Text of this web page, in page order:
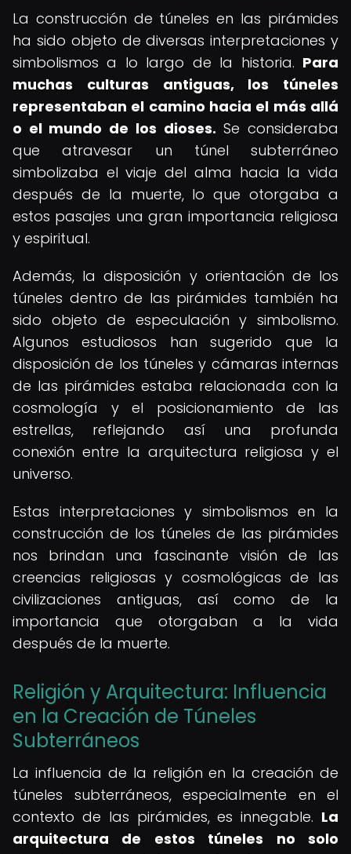
La construcción de túneles en las pirámides
ha sido objeto de diversas interpretaciones y
simbolismos a lo largo de la historia. Para
muchas culturas antiguas, los túneles
representaban el camino hacia el más allá
o el mundo de los dioses. Se consideraba
que atravesar un túnel subterráneo
simbolizaba el viaje del alma hacia la vida
después de la muerte, lo que otorgaba a
estos pasajes una gran importancia religiosa
y espiritual.
Además, la disposición y orientación de los
túneles dentro de las pirámides también ha
sido objeto de especulación y simbolismo.
Algunos estudiosos han sugerido que la
disposición de los túneles y cámaras internas
de las pirámides estaba relacionada con la
cosmología y el posicionamiento de las
estrellas, reflejando así una profunda
conexión entre la arquitectura religiosa y el
universo.
Estas interpretaciones y simbolismos en la
construcción de los túneles de las pirámides
nos brindan una fascinante visión de las
creencias religiosas y cosmológicas de las
civilizaciones antiguas, así como de la
importancia que otorgaban a la vida
después de la muerte.
Religión y Arquitectura: Influencia
en la Creación de Túneles
Subterráneos
La influencia de la religión en la creación de
túneles subterráneos, especialmente en el
contexto de las pirámides, es innegable. La
arquitectura de estos túneles no solo